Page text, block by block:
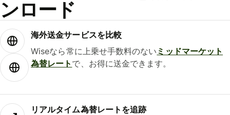
ンロード
海外送金サービスを比較
Wiseなら常に上乗せ手数料のない ミッドマーケット
為替レート で、お得に送金できます。
リアルタイム為替レートを追跡